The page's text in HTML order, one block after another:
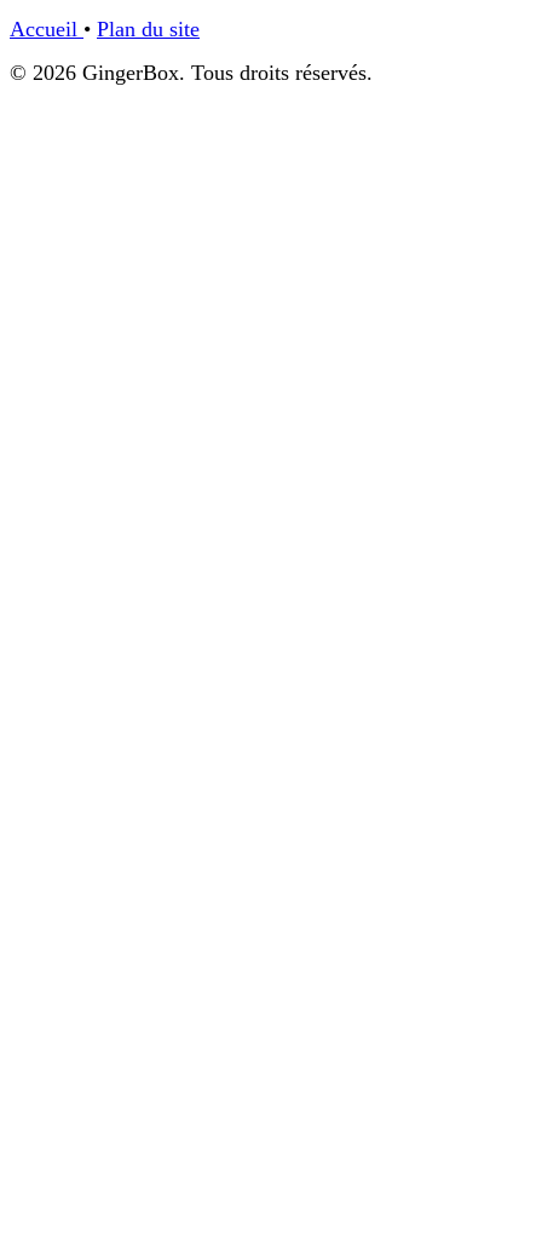
Accueil • Plan du site
© 2026 GingerBox. Tous droits réservés.